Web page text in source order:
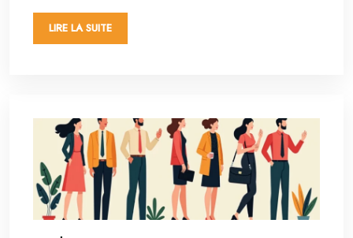
LIRE LA SUITE